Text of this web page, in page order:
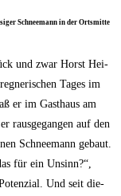
Schnee­mann in der Orts­mit­te
und zwar Horst Hei­
Tages im
er im Gast­haus am
raus­ge­gan­gen auf den
Schnee­mann gebaut.
für ein Unsinn?“,
Und seit die­